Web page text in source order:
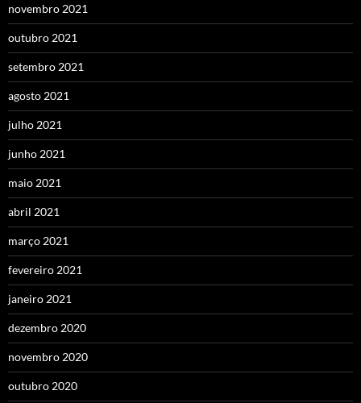
novembro 2021
outubro 2021
setembro 2021
agosto 2021
julho 2021
junho 2021
maio 2021
abril 2021
março 2021
fevereiro 2021
janeiro 2021
dezembro 2020
novembro 2020
outubro 2020